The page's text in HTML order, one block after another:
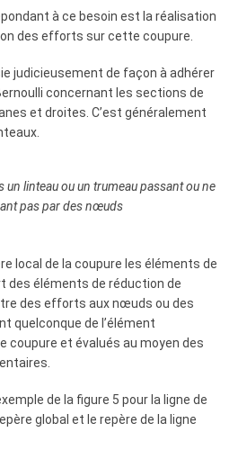
à ce besoin est la réalisation
des efforts sur cette coupure.
judicieusement de façon à adhérer
concernant les sections de
et droites. C’est généralement
un linteau ou un trumeau passant ou ne
pas par des nœuds
local de la coupure les éléments de
des éléments de réduction de
des efforts aux nœuds ou des
quelconque de l’élément
coupure et évalués au moyen des
de la figure 5 pour la ligne de
global et le repère de la ligne